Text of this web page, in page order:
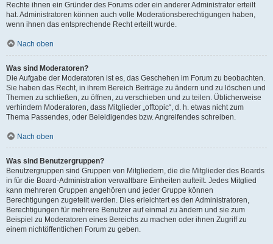
Rechte ihnen ein Gründer des Forums oder ein anderer Administrator erteilt
hat. Administratoren können auch volle Moderationsberechtigungen haben,
wenn ihnen das entsprechende Recht erteilt wurde.
Nach oben
Was sind Moderatoren?
Die Aufgabe der Moderatoren ist es, das Geschehen im Forum zu beobachten.
Sie haben das Recht, in ihrem Bereich Beiträge zu ändern und zu löschen und
Themen zu schließen, zu öffnen, zu verschieben und zu teilen. Üblicherweise
verhindern Moderatoren, dass Mitglieder „offtopic“, d. h. etwas nicht zum
Thema Passendes, oder Beleidigendes bzw. Angreifendes schreiben.
Nach oben
Was sind Benutzergruppen?
Benutzergruppen sind Gruppen von Mitgliedern, die die Mitglieder des Boards
in für die Board-Administration verwaltbare Einheiten aufteilt. Jedes Mitglied
kann mehreren Gruppen angehören und jeder Gruppe können
Berechtigungen zugeteilt werden. Dies erleichtert es den Administratoren,
Berechtigungen für mehrere Benutzer auf einmal zu ändern und sie zum
Beispiel zu Moderatoren eines Bereichs zu machen oder ihnen Zugriff zu
einem nichtöffentlichen Forum zu geben.